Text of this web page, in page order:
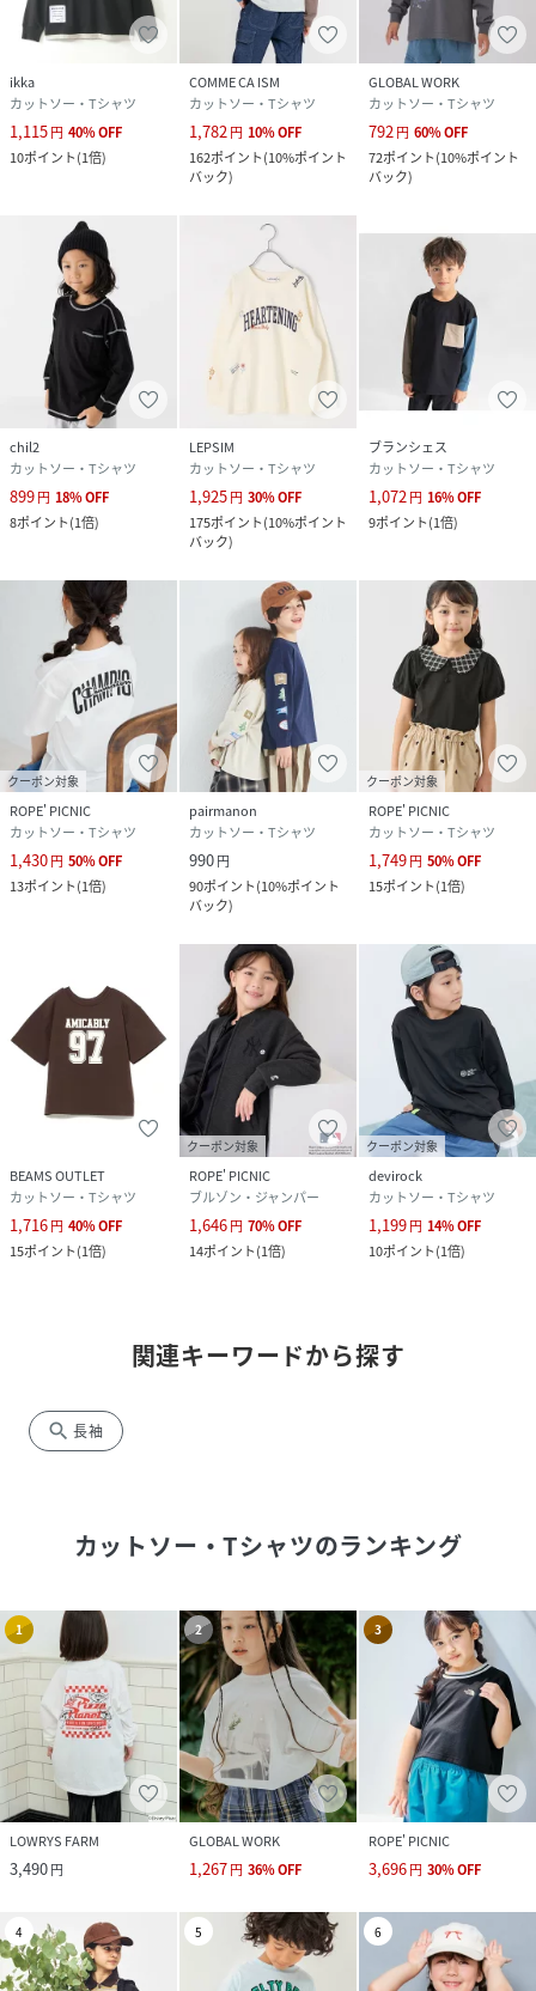
ikka
カットソー・Tシャツ
1,115円 40%OFF
10ポイント(1倍)
COMME CA ISM
カットソー・Tシャツ
1,782円 10%OFF
162ポイント(10%ポイント
バック)
GLOBAL WORK
カットソー・Tシャツ
792円 60%OFF
72ポイント(10%ポイント
バック)
chil2
カットソー・Tシャツ
899円 18%OFF
8ポイント(1倍)
LEPSIM
カットソー・Tシャツ
1,925円 30%OFF
175ポイント(10%ポイント
バック)
ブランシェス
カットソー・Tシャツ
1,072 円 16%OFF
9ポイント(1倍)
クーポン対象
ROPE' PICNIC
カットソー・Tシャツ
1,430円 50%OFF
13ポイント(1倍)
pairmanon
カットソー・Tシャツ
990円
90ポイント(10%ポイント
バック)
クーポン対象
ROPE' PICNIC
カットソー・Tシャツ
1,749円 50%OFF
15ポイント(1倍)
BEAMS OUTLET
カットソー・Tシャツ
1,716円 40%OFF
15ポイント(1倍)
クーポン対象
ROPE' PICNIC
ブルゾン・ジャンパー
1,646円 70%OFF
14ポイント(1倍)
クーポン対象
devirock
カットソー・Tシャツ
1,199円 14%OFF
10ポイント(1倍)
関連キーワードから探す
search 長袖
カットソー・Tシャツのランキング
1
LOWRYS FARM
3,490円
2
GLOBAL WORK
1,267円 36%OFF
3
ROPE' PICNIC
3,696円 30%OFF
4 5 6